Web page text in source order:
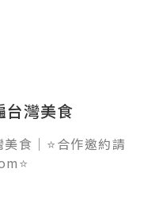
台灣美食
食｜⭐合作邀約請